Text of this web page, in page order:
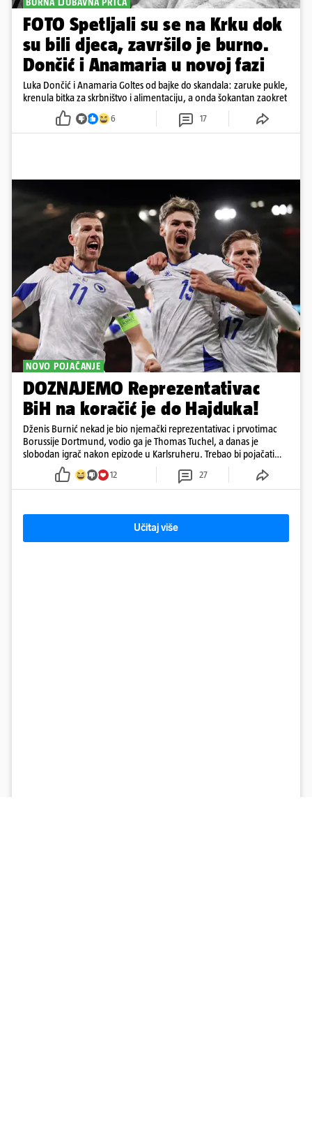
BURNA LJUBAVNA PRIČA
FOTO Spetljali su se na Krku dok
su bili djeca, završilo je burno.
Dončić i Anamaria u novoj fazi
Luka Dončić i Anamaria Goltes od bajke do skandala: zaruke pukle,
krenula bitka za skrbništvo i alimentaciju, a onda šokantan zaokret
6 17
NOVO POJAČANJE
DOZNAJEMO Reprezentativac
BiH na koračić je do Hajduka!
Dženis Burnić nekad je bio njemački reprezentativac i prvotimac
Borussije Dortmund, vodio ga je Thomas Tuchel, a danas je
slobodan igrač nakon epizode u Karlsruheru. Trebao bi pojačati
konkurenciju u veznom redu
12 27
Učitaj više